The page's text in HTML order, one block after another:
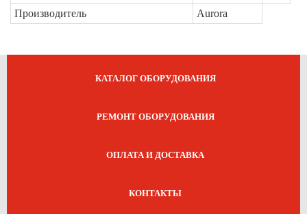
Производитель
Aurora
КАТАЛОГ ОБОРУДОВАНИЯ
РЕМОНТ ОБОРУДОВАНИЯ
ОПЛАТА И ДОСТАВКА
КОНТАКТЫ